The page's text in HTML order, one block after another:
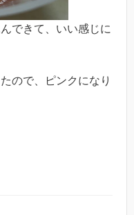
できて、いい感じに
ので、ピンクになり